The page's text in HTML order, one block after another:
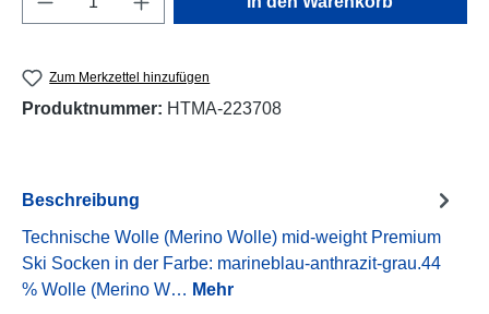
Zum Merkzettel hinzufügen
Produktnummer: HTMA-223708
Beschreibung
Technische Wolle (Merino Wolle) mid-weight Premium
Ski Socken in der Farbe: marineblau-anthrazit-grau.44
% Wolle (Merino W… Mehr